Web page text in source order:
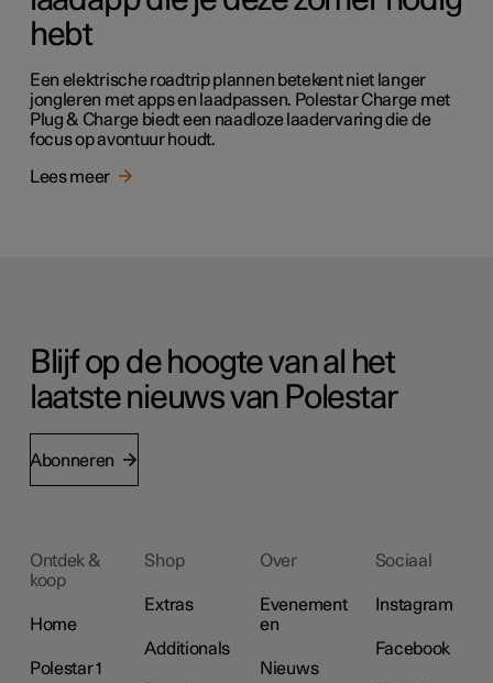
hebt
Een elektrische roadtrip plannen betekent niet langer
jongleren met apps en laadpassen. Polestar Charge met
Plug & Charge biedt een naadloze laadervaring die de
focus op avontuur houdt.
Lees meer
Blijf op de hoogte van al het
laatste nieuws van Polestar
Abonneren
Ontdek &
koop
Home
Polestar 1
Shop
Extras
Additionals
Over
Evenement
en
Nieuws
Sociaal
Instagram
Facebook